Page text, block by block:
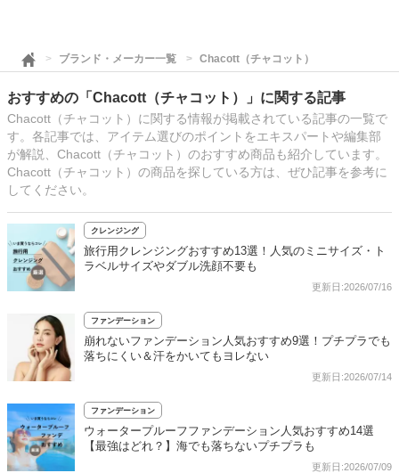
ブランド・メーカー一覧 Chacott（チャコット）
おすすめの「Chacott（チャコット）」に関する記事
Chacott（チャコット）に関する情報が掲載されている記事の一覧で
す。各記事では、アイテム選びのポイントをエキスパートや編集部
が解説、Chacott（チャコット）のおすすめ商品も紹介しています。
Chacott（チャコット）の商品を探している方は、ぜひ記事を参考に
してください。
クレンジング
旅行用クレンジングおすすめ13選！人気のミニサイズ・ト
ラベルサイズやダブル洗顔不要も
更新日:2026/07/16
ファンデーション
崩れないファンデーション人気おすすめ9選！プチプラでも
落ちにくい＆汗をかいてもヨレない
更新日:2026/07/14
ファンデーション
ウォータープルーフファンデーション人気おすすめ14選
【最強はどれ？】海でも落ちないプチプラも
更新日:2026/07/09